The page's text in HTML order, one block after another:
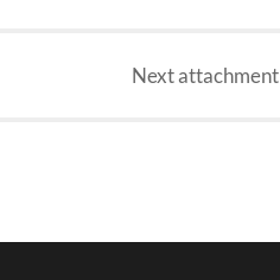
Nextattachment